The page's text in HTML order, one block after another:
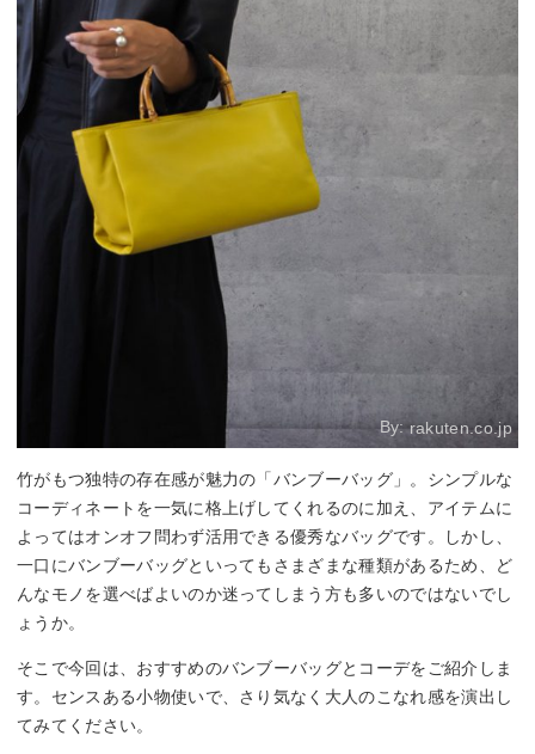
By:rakuten.co.jp
竹がもつ独特の存在感が魅力の「バンブーバッグ」。シンプルな
コーディネートを一気に格上げしてくれるのに加え、アイテムに
よってはオンオフ問わず活用できる優秀なバッグです。しかし、
一口にバンブーバッグといってもさまざまな種類があるため、ど
んなモノを選べばよいのか迷ってしまう方も多いのではないでし
ょうか。
そこで今回は、おすすめのバンブーバッグとコーデをご紹介しま
す。センスある小物使いで、さり気なく大人のこなれ感を演出し
てみてください。